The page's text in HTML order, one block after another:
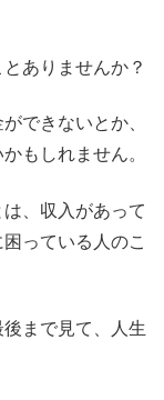
ありませんか？
できないとか、
もしれません。
、収入があって
っている人のこ
まで見て、人生